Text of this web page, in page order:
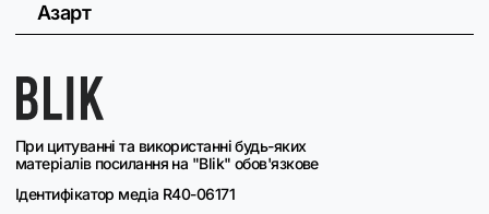
При цитуванні та використанні будь-яких
матеріалів посилання на "Blik" обов'язкове
Ідентифікатор медіа R40-06171
Азарт